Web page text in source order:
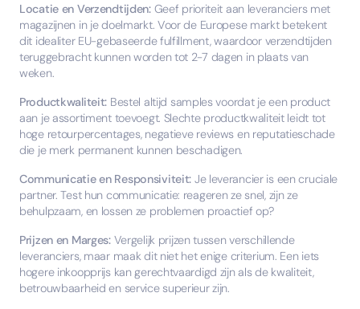
Locatie en Verzendtijden:Geef prioriteit aan leveranciers met
magazijnen in je doelmarkt. Voor de Europese markt betekent
dit idealiter EU-gebaseerde fulfillment, waardoor verzendtijden
teruggebracht kunnen worden tot 2-7 dagen in plaats van
weken.
Productkwaliteit: Bestel altijd samples voordat je een product
aan je assortiment toevoegt. Slechte productkwaliteit leidt tot
hoge retourpercentages, negatieve reviews en reputatieschade
die je merk permanent kunnen beschadigen.
Communicatie en Responsiviteit: Je leverancier is een cruciale
partner. Test hun communicatie: reageren ze snel, zijn ze
behulpzaam, en lossen ze problemen proactief op?
Prijzen en Marges:Vergelijk prijzen tussen verschillende
leveranciers, maar maak dit niet het enige criterium. Een iets
hogere inkoopprijs kan gerechtvaardigd zijn als de kwaliteit,
betrouwbaarheid en service superieur zijn.